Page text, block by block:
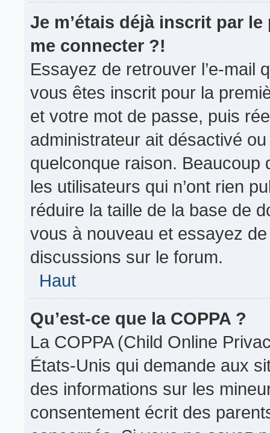
Je m’étais déjà inscrit par
me connecter ?!
Essayez de retrouver l’e-mail
vous êtes inscrit pour la
et votre mot de passe, puis
administrateur ait désactivé
quelconque raison. Beaucoup
les utilisateurs qui n’ont rien
réduire la taille de la base de
vous à nouveau et essayez
discussions sur le forum.
Haut
Qu’est-ce que la COPPA ?
La COPPA (Child Online
États-Unis qui demande aux
des informations sur les
consentement écrit des